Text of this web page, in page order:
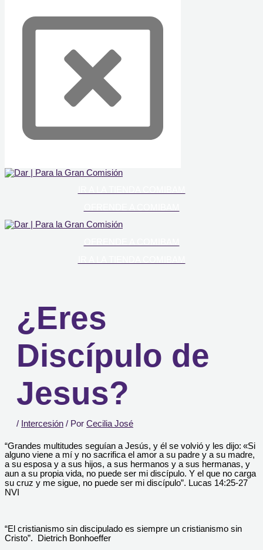
¿Eres
Discípulo de
Jesus?
/ Intercesión / Por Cecilia José
“Grandes multitudes seguían a Jesús, y él se volvió y les dijo: «Si
alguno viene a mí y no sacrifica el amor a su padre y a su madre,
a su esposa y a sus hijos, a sus hermanos y a sus hermanas, y
aun a su propia vida, no puede ser mi discípulo. Y el que no carga
su cruz y me sigue, no puede ser mi discípulo”. Lucas 14:25-27
NVI
“El cristianismo sin discipulado es siempre un cristianismo sin
Cristo”. Dietrich Bonhoeffer